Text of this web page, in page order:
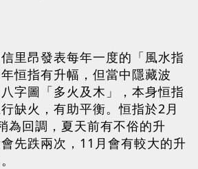
里昂發表每年一度的「風水指
恒指有升幅，但當中隱藏波
字圖「多火及木」，本身恒指
缺火，有助平衡。恒指於2月
為回調，夏天前有不俗的升
先跌兩次，11月會有較大的升